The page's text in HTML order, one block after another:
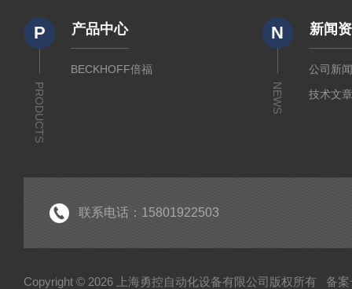
P
PRODUCTS
产品中心
BECKHOFF倍福
N
NEWS
新闻
公司新
技术文
联系电话：15801922503
Copyright © 2026 上海勇控自动化设备有限公司版权所有 备案